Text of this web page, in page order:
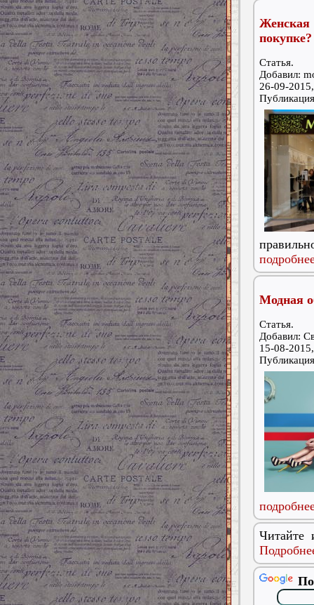
покупке?
Статья.
Добавил:
26-09-
Модная
Статья.
Добавил:
15-08-
Читайте